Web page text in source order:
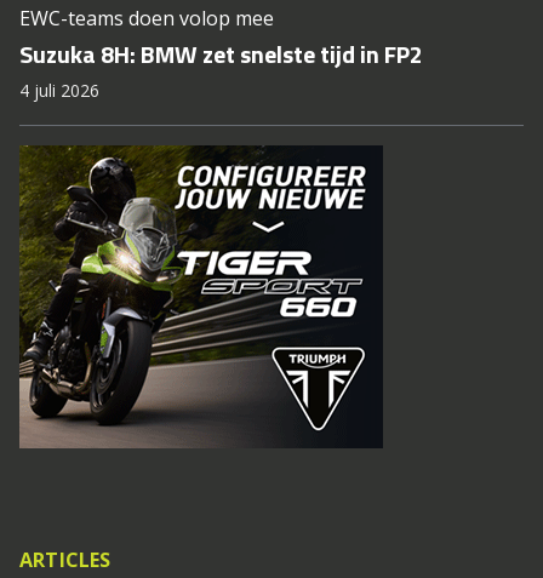
EWC-teams doen volop mee
Suzuka 8H: BMW zet snelste tijd in FP2
4 juli 2026
ARTICLES